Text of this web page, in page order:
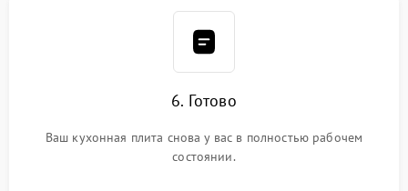
6. Готово
Ваш кухонная плита снова у вас в полностью рабочем
состоянии.